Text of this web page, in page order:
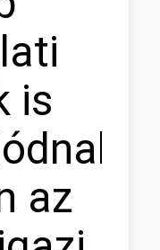
is
az